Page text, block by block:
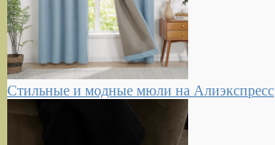
Стильные и модные мюли на Алиэкспресс